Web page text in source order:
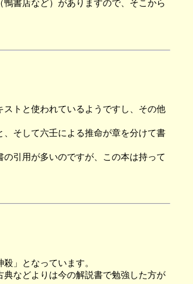
書店など）がありますので、そこから
トと使われているようですし、その他
そして六壬による推命が章を分けて書
引用が多いのですが、この本は持って
」となっています。
などよりは今の解説書で勉強した方が